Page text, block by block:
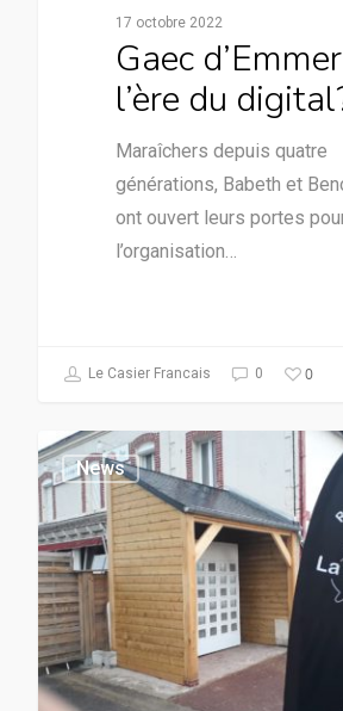
17 octobre 2022
Gaec
l’ère du
Maraîchers depuis quatre
générations, Babeth et
ont ouvert leurs portes
l’organisation…
Le Casier Francais 0 0
News